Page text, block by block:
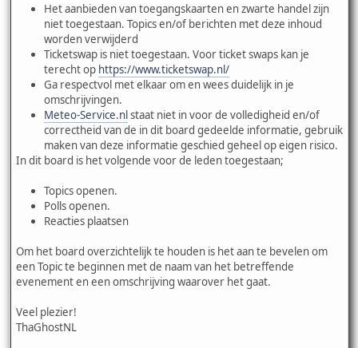
Het aanbieden van toegangskaarten en zwarte handel zijn
niet toegestaan. Topics en/of berichten met deze inhoud
worden verwijderd
Ticketswap is niet toegestaan. Voor ticket swaps kan je
terecht op https://www.ticketswap.nl/
Ga respectvol met elkaar om en wees duidelijk in je
omschrijvingen.
Meteo-Service.nlstaat niet in voor de volledigheid en/of
correctheid van de in dit board gedeelde informatie, gebruik
maken van deze informatie geschied geheel op eigen risico.
In dit board is het volgende voor de leden toegestaan;
Topics openen.
Polls openen.
Reacties plaatsen
Om het board overzichtelijk te houden is het aan te bevelen om
een Topic te beginnen met de naam van het betreffende
evenement en een omschrijving waarover het gaat.
Veel plezier!
ThaGhostNL